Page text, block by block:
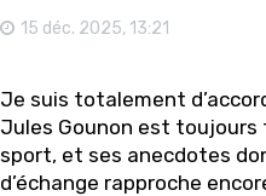
15 déc. 2025, 13:21
Je suis totalement
Jules Gounon est toujours
sport, et ses anecdotes
d’échange rapproche